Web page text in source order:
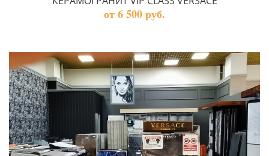
от 6 500 руб.